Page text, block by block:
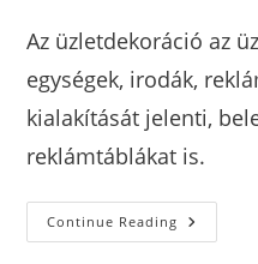
Az üzletdekoráció az
egységek, irodák,
kialakítását jelenti,
reklámtáblákat is.
Continue Reading